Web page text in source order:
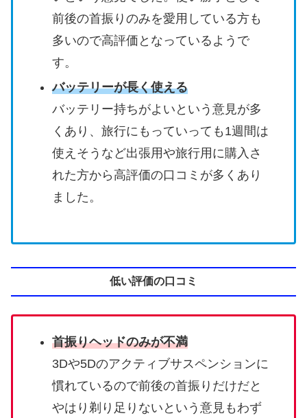
前後の首振りのみを愛用している方も
多いので高評価となっているようで
す。
バッテリーが長く使える
バッテリー持ちがよいという意見が多
くあり、旅行にもっていっても1週間は
使えそうなど出張用や旅行用に購入さ
れた方から高評価の口コミが多くあり
ました。
低い評価の口コミ
首振りヘッドのみが不満
3Dや5Dのアクティブサスペンションに
慣れているので前後の首振りだけだと
やはり剃り足りないという意見もわず